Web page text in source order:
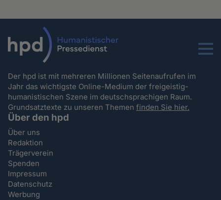
Menu
Der hpd ist mit mehreren Millionen Seitenaufrufen im
Jahr das wichtigste Online-Medium der freigeistig-
humanistischen Szene im deutschsprachigen Raum.
Grundsatztexte zu unseren Themenfinden Sie hier.
Über den hpd
Über uns
Redaktion
Trägerverein
Spenden
Impressum
Datenschutz
Werbung